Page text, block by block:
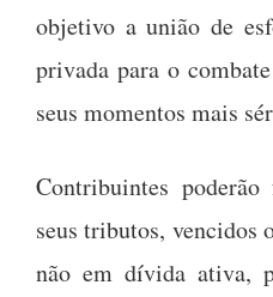
objetivo a união de
privada para o
seus momentos mais
Contribuintes
seus tributos, vencidos
não em dívida ativa,